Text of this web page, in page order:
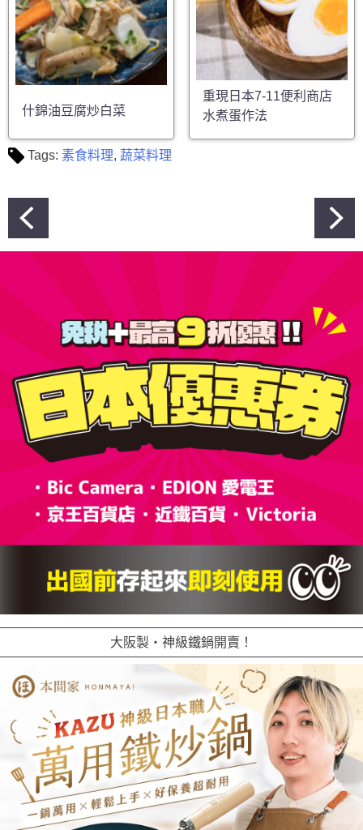
什錦油豆腐炒白菜
重現日本7-11便利商店
水煮蛋作法
Tags: 素食料理, 蔬菜料理
文
章
大阪製・神級鐵鍋開賣！